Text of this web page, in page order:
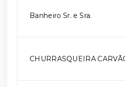
Banheiro Sr. e Sra.
CHURRASQUEIRA